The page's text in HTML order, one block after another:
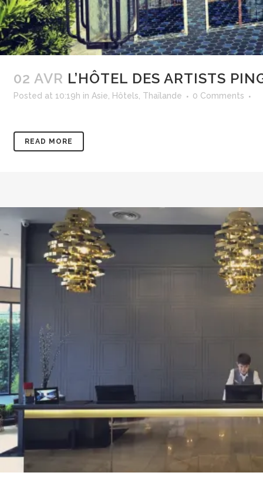
02 AVR L’HÔTEL DES ARTISTS
Posted at 10:19h in Asie Hôtels Thaïlande 0 Comments
READ MORE